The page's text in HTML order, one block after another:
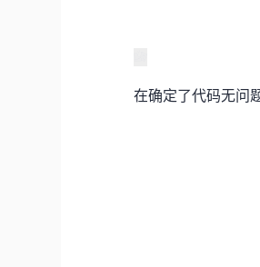
在确定了代码无问